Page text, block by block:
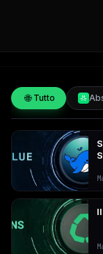
🌐 Tutto